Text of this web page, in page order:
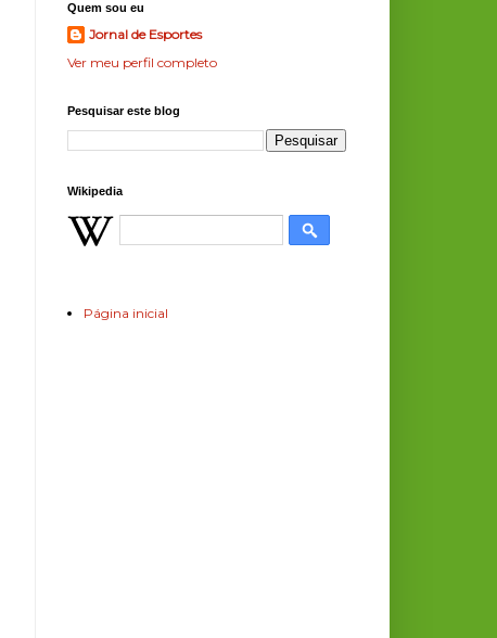
Quem sou eu
Jornal de Esportes
Ver meu perfil completo
Pesquisar este blog
Wikipedia
Página inicial